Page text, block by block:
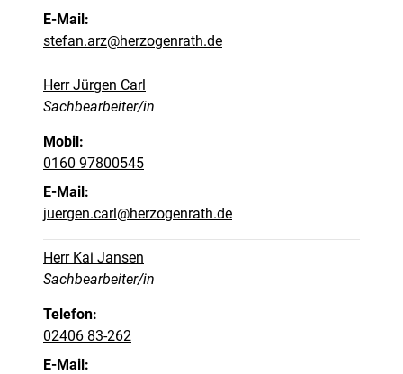
E-Mail:
stefan.arz@herzogenrath.de
Herr Jürgen Carl
Position:
Sachbearbeiter/in
Mobil:
0160 97800545
E-Mail:
juergen.carl@herzogenrath.de
Herr Kai Jansen
Position:
Sachbearbeiter/in
Telefon:
02406 83-262
E-Mail: